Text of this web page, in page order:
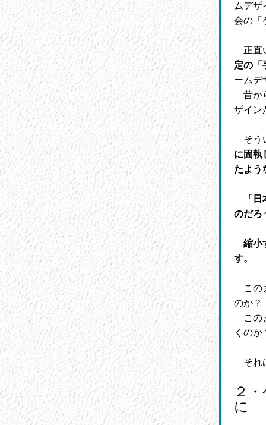
ムデ
会の「
正直
定の「
ームデ
昔か
ザイン
そう
に固執
たよう
「
のだろ
縮小
す。
この
のか？
この
くのか
それ
２
に